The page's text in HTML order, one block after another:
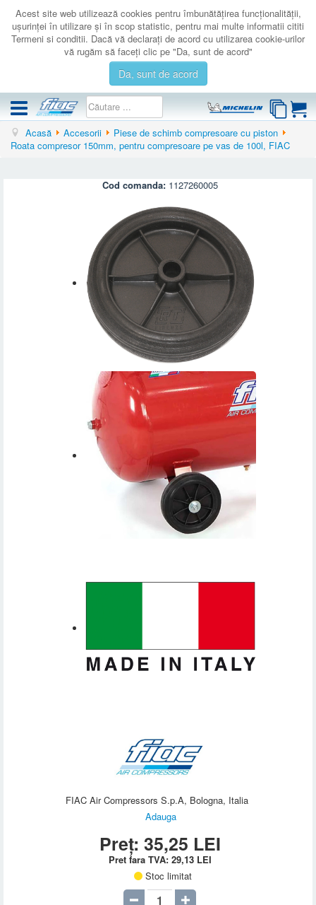
Acest site web utilizează cookies pentru îmbunătăţirea funcţionalităţii,
uşurinţei în utilizare şi în scop statistic, pentru mai multe informatii cititi
Termeni si conditii. Dacă vă declaraţi de acord cu utilizarea cookie-urilor
vă rugăm să faceţi clic pe "Da, sunt de acord"
Da, sunt de acord
COMPRESOARE
AUTENTIFICARE
Acasă Accesorii
Piese de schimb compresoare cu piston
Roata compresor 150mm, pentru compresoare pe vas de 100l, FIAC
Cod comanda: 1127260005
FIAC Air Compressors S.p.A, Bologna, Italia
Adauga
Preț: 35,25 LEI
Pret fara TVA: 29,13 LEI
Stoc limitat